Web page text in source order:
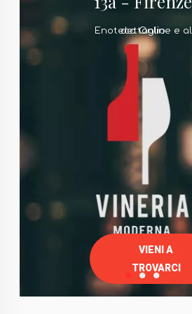
Enoteca Online e al dettaglio
VIENI A
TROVARCI